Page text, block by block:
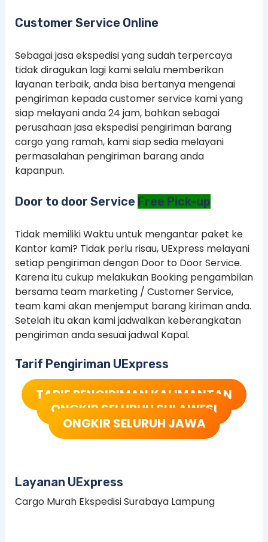
Customer Service Online
Sebagai jasa ekspedisi yang sudah terpercaya
tidak diragukan lagi kami selalu memberikan
layanan terbaik, anda bisa bertanya mengenai
pengiriman kepada customer service kami yang
siap melayani anda 24 jam, bahkan sebagai
perusahaan jasa ekspedisi pengiriman barang
cargo yang ramah, kami siap sedia melayani
permasalahan pengiriman barang anda
kapanpun.
Door to door Service Free Pick-up
Tidak memiliki Waktu untuk mengantar paket ke
Kantor kami? Tidak perlu risau, UExpress melayani
setiap pengiriman dengan Door to Door Service.
Karena itu cukup melakukan Booking pengambilan
bersama team marketing / Customer Service,
team kami akan menjemput barang kiriman anda.
Setelah itu akan kami jadwalkan keberangkatan
pengiriman anda sesuai jadwal Kapal.
Tarif Pengiriman UExpress
TARIF PENGIRIMAN KALIMANTAN
ONGKIR SELURUH SULAWESI
ONGKIR SELURUH JAWA
Layanan UExpress
Cargo Murah Ekspedisi Surabaya Lampung